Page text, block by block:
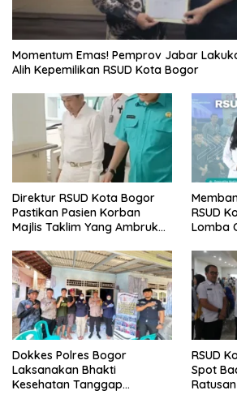
Momentum Emas! Pemprov Jabar
Alih Kepemilikan RSUD Kota Bogor
Direktur RSUD Kota Bogor
Pastikan Pasien Korban
Majlis Taklim Yang Ambruk
Perawatan Maksimal
RSUD
Lomba
Se-Bogor
Dokkes Polres Bogor
Laksanakan Bhakti
Kesehatan Tanggap
RSUD
Spot